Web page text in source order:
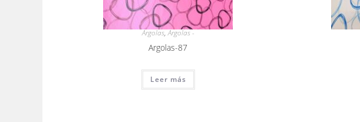
Argolas,Argolas -
Argolas-87
Leer más